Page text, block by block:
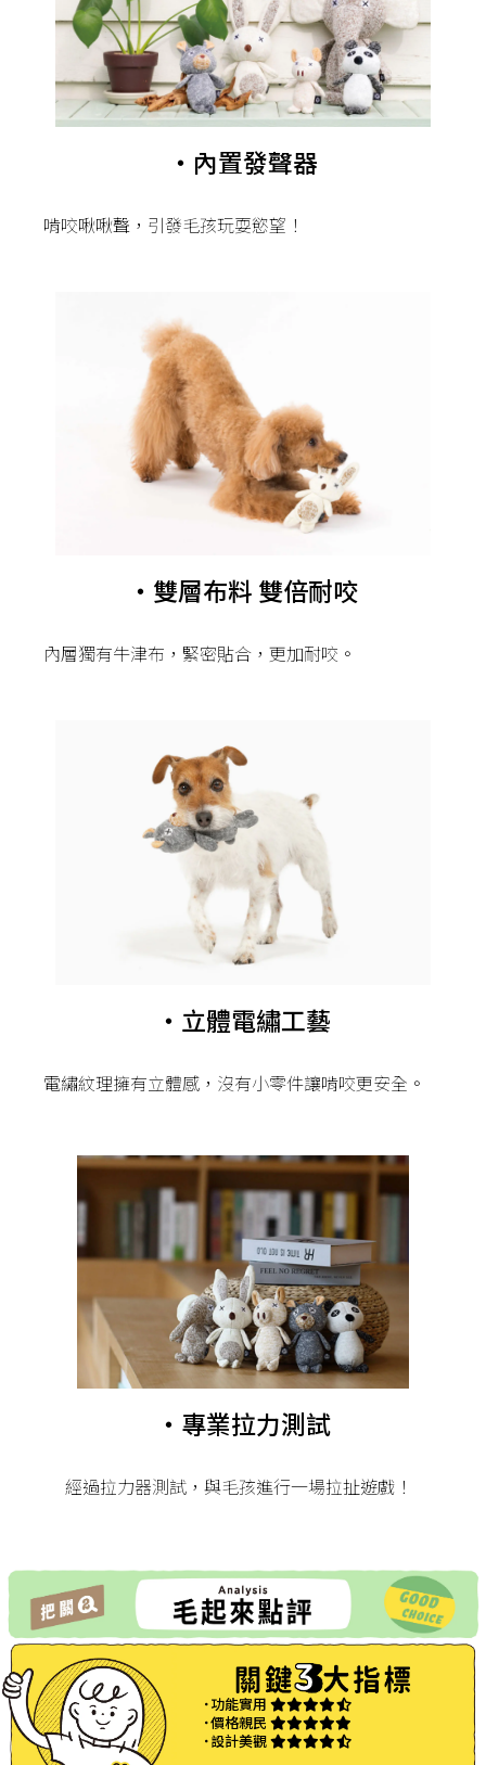
・內置發聲器
啃咬啾啾聲，引發毛孩玩耍慾望！
・雙層布料 雙倍耐咬
內層獨有牛津布，緊密貼合，更加耐咬。
・立體電繡工藝
電繡紋理擁有立體感，沒有小零件讓啃咬更安全。
・專業拉力測試
經過拉力器測試，與毛孩進行一場拉扯遊戲！
˙功能實用
˙價格親民
˙設計美觀